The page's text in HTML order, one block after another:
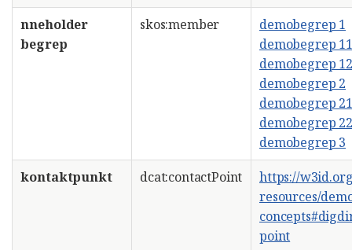
nneholder
begrep
skos:member
demobegrep 1
demobegrep 11
demobegrep 12
demobegrep 2
demobegrep 21
demobegrep 22
demobegrep 3
kontaktpunkt
dcat:contactPoint
https://
resources/
point